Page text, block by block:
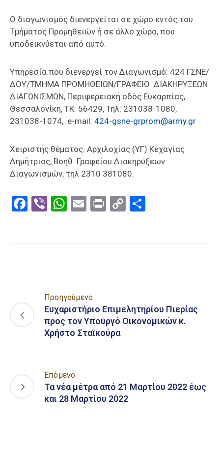
Ο διαγωνισμός διενεργείται σε χώρο εντός του
Τμήματος Προμηθειών ή σε άλλο χώρο, που
υποδεικνύεται από αυτό.
Υπηρεσία που διενεργεί τον Διαγωνισμό: 424 ΓΣΝΕ/
∆ΟΥ/ΤΜΗΜΑ ΠΡΟΜΗΘΕΙΩΝ/ΓΡΑΦΕΙΟ ∆ΙΑΚΗΡΥΞΕΩΝ
∆ΙΑΓΩΝΙΣΜΩΝ, Περιφερειακή οδός Ευκαρπίας,
Θεσσαλονίκη, ΤΚ: 56429, Τηλ: 231038-1080,
231038-1074, e-mail: 424-gsne-grprom@army.gr
Χειριστής θέματος: Αρχιλοχίας (ΥΓ) Κεχαγίας
Δημήτριος, Βοηθ. Γραφείου Διακηρύξεων
Διαγωνισμών, τηλ 2310 381080.
Facebook
ViberWhatsApp
EmailPrintCopy
Προηγούμενο
Ευχαριστήριο Επιμελητηρίου Πιερίας
προς τον Υπουργό Οικονομικών κ.
Χρήστο Σταϊκούρα
Επόμενο
Τα νέα μέτρα από 21 Μαρτίου 2022 έως
και 28 Μαρτίου 2022